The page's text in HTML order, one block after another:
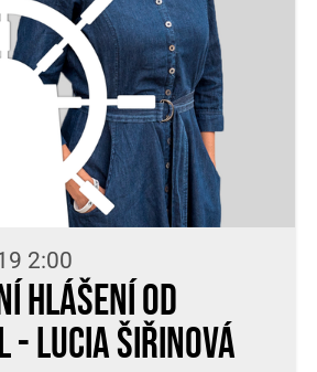
2:00
hlášení od
- Lucia Šiřinová